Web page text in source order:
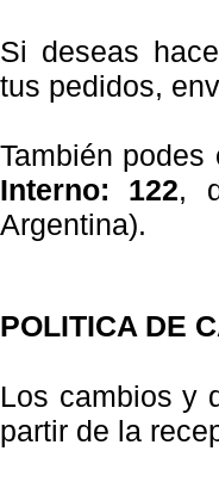
Si deseas
tus pedidos,
También
Interno: 122,
Argentina).
POLITICA DE
Los cambios y
partir de la